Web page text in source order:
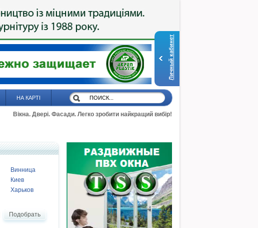
Личный кабинет
НА КАРТІ
Вікна. Двері. Фасади. Легко зробити найкращий вибір!
Винница
Киев
Харьков
Подобрать